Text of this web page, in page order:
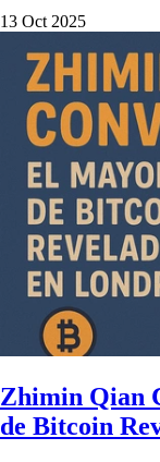
13 Oct 2025
Zhimin Qian
de Bitcoin